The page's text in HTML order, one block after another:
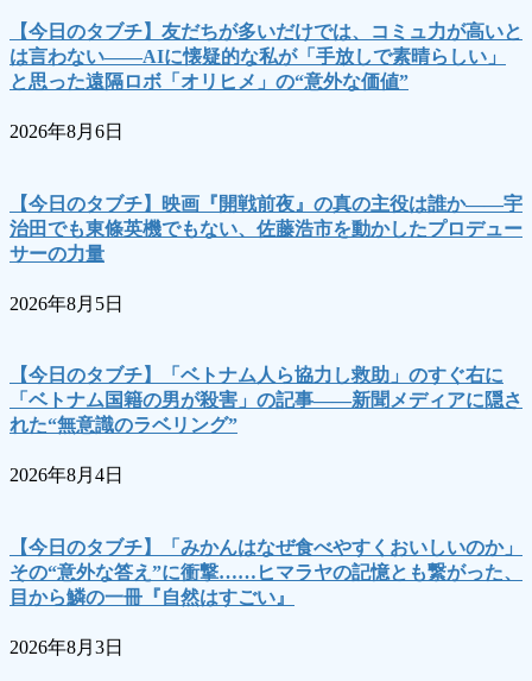
【今日のタブチ】友だちが多いだけでは、コミュ力が高いと
は言わない――AIに懐疑的な私が「手放しで素晴らしい」
と思った遠隔ロボ「オリヒメ」の“意外な価値”
2026年8月6日
【今日のタブチ】映画『開戦前夜』の真の主役は誰か――宇
治田でも東條英機でもない、佐藤浩市を動かしたプロデュー
サーの力量
2026年8月5日
【今日のタブチ】「ベトナム人ら協力し救助」のすぐ右に
「ベトナム国籍の男が殺害」の記事――新聞メディアに隠さ
れた“無意識のラベリング”
2026年8月4日
【今日のタブチ】「みかんはなぜ食べやすくおいしいのか」
その“意外な答え”に衝撃……ヒマラヤの記憶とも繋がった、
目から鱗の一冊『自然はすごい』
2026年8月3日